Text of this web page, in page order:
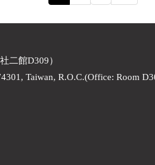
二館D309）
Taiwan, R.O.C.(Office: Room